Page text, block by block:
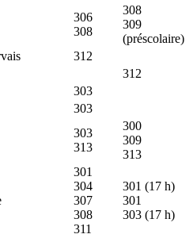
306
308
308
309
(préscolaire)
312
312
303
303
303
313
300
309
313
301
304
307
308
311
301 (17 h)
301
303 (17 h)